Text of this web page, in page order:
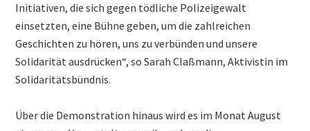
Initiativen, die sich gegen tödliche Polizeigewalt
einsetzten, eine Bühne geben, um die zahlreichen
Geschichten zu hören, uns zu verbünden und unsere
Solidarität ausdrücken“, so Sarah Claßmann, Aktivistin im
Solidaritätsbündnis.
Über die Demonstration hinaus wird es im Monat August